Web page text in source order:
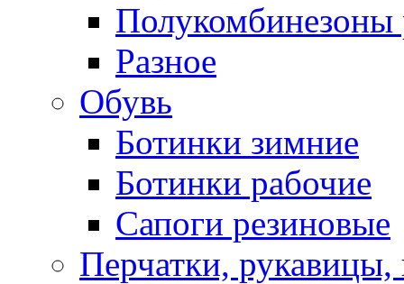
Полукомбинезоны
Разное
Обувь
Ботинки зимние
Ботинки рабочие
Сапоги резиновые
Перчатки, рукавицы,